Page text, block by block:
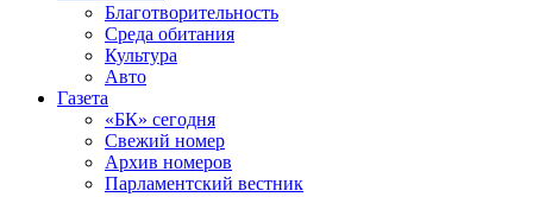
Благотворительность
Среда обитания
Культура
Авто
Газета
«БК» сегодня
Свежий номер
Архив номеров
Парламентский вестник